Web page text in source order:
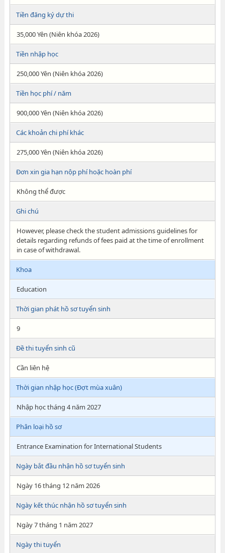
Tiền đăng ký dự thi
35,000 Yên (Niên khóa 2026)
Tiền nhập học
250,000 Yên (Niên khóa 2026)
Tiền học phí / năm
900,000 Yên (Niên khóa 2026)
Các khoản chi phí khác
275,000 Yên (Niên khóa 2026)
Đơn xin gia hạn nộp phí hoặc hoàn phí
Không thể được
Ghi chú
However, please check the student admissions guidelines for
details regarding refunds of fees paid at the time of enrollment
in case of withdrawal.
Khoa
Education
Thời gian phát hồ sơ tuyển sinh
9
Đề thi tuyển sinh cũ
Cần liên hệ
Thời gian nhập học (Đợt mùa xuân)
Nhập học tháng 4 năm 2027
Phân loại hồ sơ
Entrance Examination for International Students
Ngày bắt đầu nhận hồ sơ tuyển sinh
Ngày 16 tháng 12 năm 2026
Ngày kết thúc nhận hồ sơ tuyển sinh
Ngày 7 tháng 1 năm 2027
Ngày thi tuyển